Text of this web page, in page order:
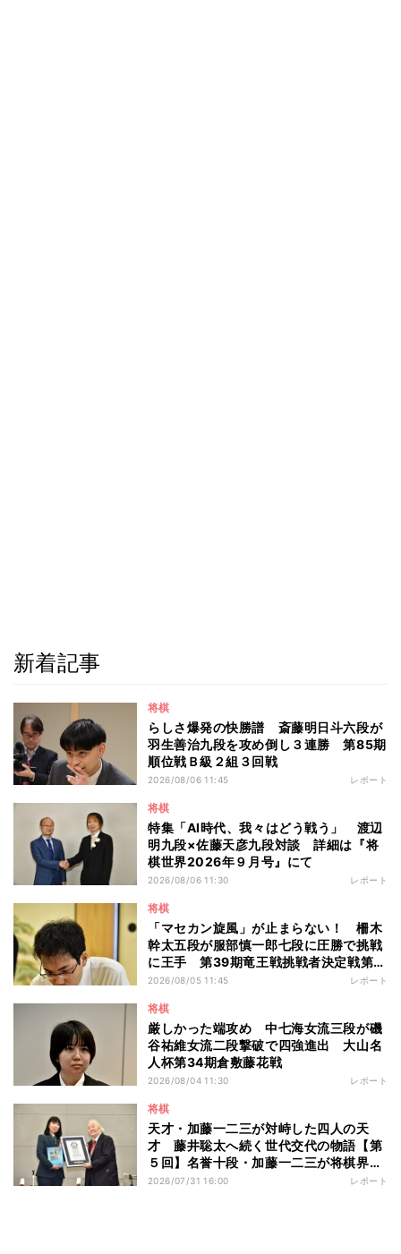
新着記事
将棋
らしさ爆発の快勝譜 斎藤明日斗六段が
羽生善治九段を攻め倒し３連勝 第85期
順位戦Ｂ級２組３回戦
2026/08/06 11:45 レポート
将棋
特集「AI時代、我々はどう戦う」 渡辺
明九段×佐藤天彦九段対談 詳細は『将
棋世界2026年９月号』にて
2026/08/06 11:30 レポート
将棋
「マセカン旋風」が止まらない！ 柵木
幹太五段が服部慎一郎七段に圧勝で挑戦
に王手 第39期竜王戦挑戦者決定戦第１
局
2026/08/05 11:45 レポート
将棋
厳しかった端攻め 中七海女流三段が磯
谷祐維女流二段撃破で四強進出 大山名
人杯第34期倉敷藤花戦
2026/08/04 11:30 レポート
将棋
天才・加藤一二三が対峙した四人の天
才 藤井聡太へ続く世代交代の物語【第
５回】名誉十段・加藤一二三が将棋界に
残したもの
2026/07/31 16:00 レポート